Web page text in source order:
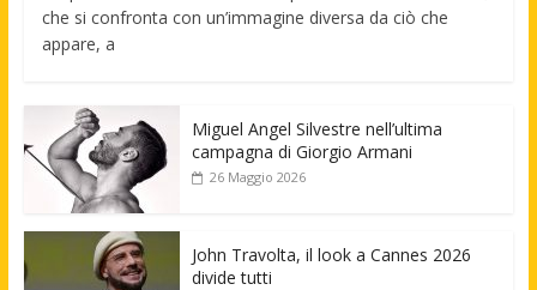
che si confronta con un’immagine diversa da ciò che
appare, a
Miguel Angel Silvestre nell’ultima
campagna di Giorgio Armani
26 Maggio 2026
John Travolta, il look a Cannes 2026
divide tutti